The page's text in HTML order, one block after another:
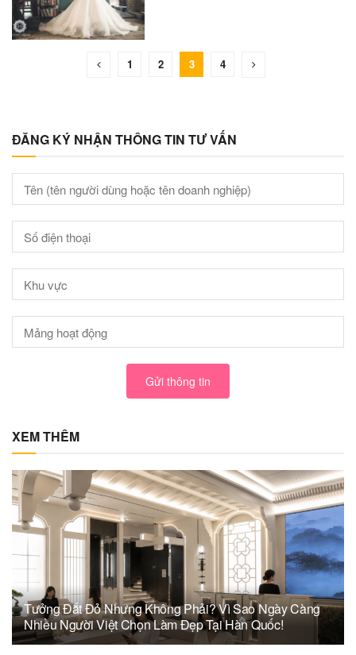
1 2 3 4
ĐĂNG KÝ NHẬN THÔNG TIN TƯ VẤN
Gửi thông tin
XEM THÊM
Tưởng Đắt Đỏ Nhưng Không Phải? Vì Sao Ngày Càng
Nhiều Người Việt Chọn Làm Đẹp Tại Hàn Quốc!